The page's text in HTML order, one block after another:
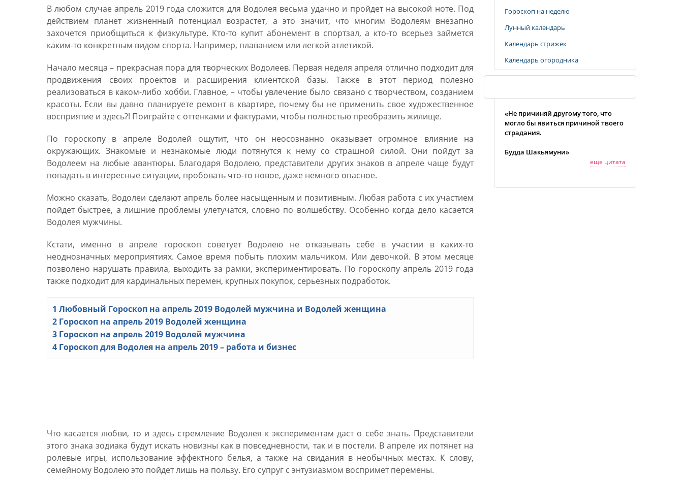
В любом случае апрель 2019 года сложится для Водолея весьма удачно и пройдет на высокой ноте. Под
действием планет жизненный потенциал возрастет, а это значит, что многим Водолеям внезапно
захочется приобщиться к физкультуре. Кто-то купит абонемент в спортзал, а кто-то всерьез займется
каким-то конкретным видом спорта. Например, плаванием или легкой атлетикой.
Начало месяца – прекрасная пора для творческих Водолеев. Первая неделя апреля отлично подходит для
продвижения своих проектов и расширения клиентской базы. Также в этот период полезно
реализоваться в каком-либо хобби. Главное, – чтобы увлечение было связано с творчеством, созданием
красоты. Если вы давно планируете ремонт в квартире, почему бы не применить свое художественное
восприятие и здесь?! Поиграйте с оттенками и фактурами, чтобы полностью преобразить жилище.
По гороскопу в апреле Водолей ощутит, что он неосознанно оказывает огромное влияние на
окружающих. Знакомые и незнакомые люди потянутся к нему со страшной силой. Они пойдут за
Водолеем на любые авантюры. Благодаря Водолею, представители других знаков в апреле чаще будут
попадать в интересные ситуации, пробовать что-то новое, даже немного опасное.
Можно сказать, Водолеи сделают апрель более насыщенным и позитивным. Любая работа с их участием
пойдет быстрее, а лишние проблемы улетучатся, словно по волшебству. Особенно когда дело касается
Водолея мужчины.
Кстати, именно в апреле гороскоп советует Водолею не отказывать себе в участии в каких-то
неоднозначных мероприятиях. Самое время побыть плохим мальчиком. Или девочкой. В этом месяце
позволено нарушать правила, выходить за рамки, экспериментировать. По гороскопу апрель 2019 года
также подходит для кардинальных перемен, крупных покупок, серьезных подработок.
1 Любовный Гороскоп на апрель 2019 Водолей мужчина и Водолей женщина
2 Гороскоп на апрель 2019 Водолей женщина
3 Гороскоп на апрель 2019 Водолей мужчина
4 Гороскоп для Водолея на апрель 2019 – работа и бизнес
Что касается любви, то и здесь стремление Водолея к экспериментам даст о себе знать. Представители
этого знака зодиака будут искать новизны как в повседневности, так и в постели. В апреле их потянет на
ролевые игры, использование эффектного белья, а также на свидания в необычных местах. К слову,
семейному Водолею это пойдет лишь на пользу. Его супруг с энтузиазмом воспримет перемены.
Гороскоп на неделю
Лунный календарь
Календарь стрижек
Календарь огородника
«Не причиняй другому того, что
могло бы явиться причиной твоего
страдания.
Будда Шакьямуни»
еще цитата